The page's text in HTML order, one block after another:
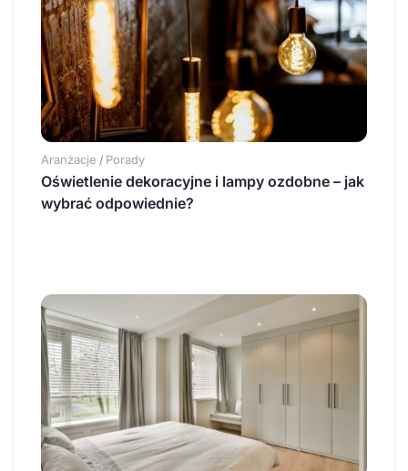
Aranżacje / Porady
Oświetlenie dekoracyjne i lampy ozdobne – jak
wybrać odpowiednie?